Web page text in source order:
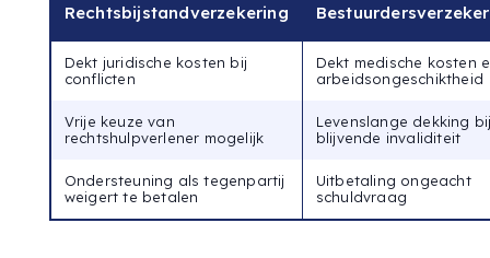
Rechtsbijstandverzekering
Dekt juridische kosten bij
conflicten
Dekt medische kosten
arbeidsongeschiktheid
Vrije keuze van
rechtshulpverlener mogelijk
Levenslange dekking
blijvende invaliditeit
Ondersteuning als tegenpartij
weigert te betalen
Uitbetaling ongeacht
schuldvraag